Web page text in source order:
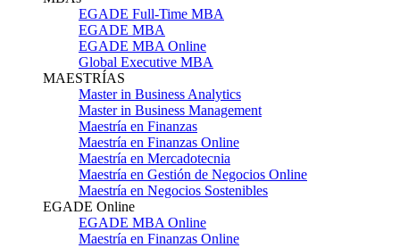
EGADE Full-Time MBA
EGADE MBA
EGADE MBA Online
Global Executive MBA
MAESTRÍAS
Master in Business Analytics
Master in Business Management
Maestría en Finanzas
Maestría en Finanzas Online
Maestría en Mercadotecnia
Maestría en Gestión de Negocios Online
Maestría en Negocios Sostenibles
EGADE Online
EGADE MBA Online
Maestría en Finanzas Online